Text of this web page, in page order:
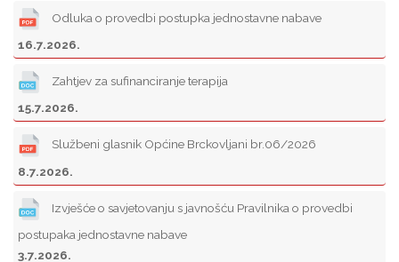
Odluka o provedbi postupka jednostavne nabave
16.7.2026.
Zahtjev za sufinanciranje terapija
15.7.2026.
Službeni glasnik Općine Brckovljani br.06/2026
8.7.2026.
Izvješće o savjetovanju s javnošću Pravilnika o provedbi
postupaka jednostavne nabave
3.7.2026.